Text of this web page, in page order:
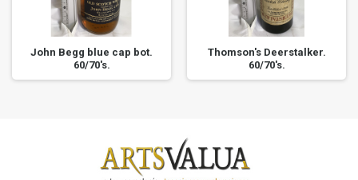
John Begg blue cap bot.
60/70's.
Thomson's Deerstalker.
60/70's.